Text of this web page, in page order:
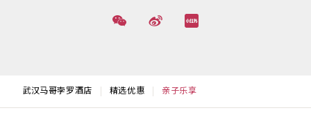
武汉马哥孛罗酒店 精选优惠 亲子乐享